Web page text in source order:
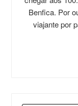
Benfica. Por
viajante por